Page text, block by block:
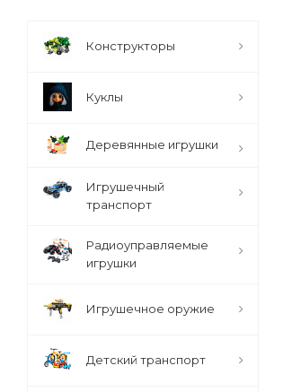
Конструкторы
Куклы
Деревянные игрушки
Игрушечный
транспорт
Радиоуправляемые
игрушки
Игрушечное оружие
Детский транспорт